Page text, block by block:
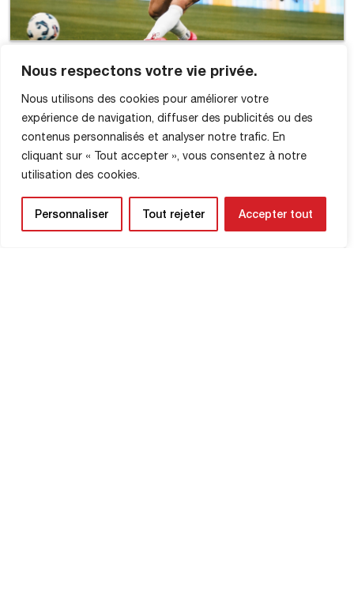
Nous respectons votre vie privée.
Nous utilisons des cookies pour améliorer votre
expérience de navigation, diffuser des publicités ou des
contenus personnalisés et analyser notre trafic. En
cliquant sur « Tout accepter », vous consentez à notre
utilisation des cookies.
Personnaliser Tout rejeter Accepter tout